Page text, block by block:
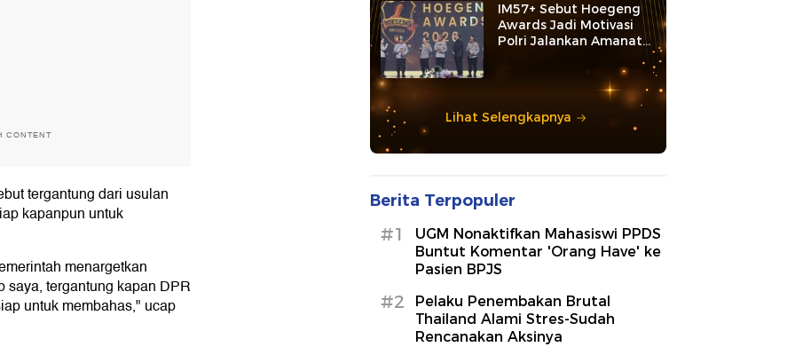
CONTENT
tergantung dari usulan
kapanpun untuk
menargetkan
tergantung kapan DPR
untuk membahas," ucap
IM57+ Sebut Hoegeng
Awards Jadi Motivasi
Polri Jalankan Amanat
Lihat Selengkapnya
Berita Terpopuler
#1
UGM Nonaktifkan Mahasiswi PPDS
Buntut Komentar 'Orang Have' ke
Pasien BPJS
#2
Pelaku Penembakan Brutal
Thailand Alami Stres-Sudah
Rencanakan Aksinya